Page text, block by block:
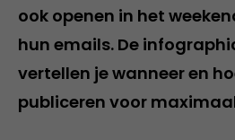
ook openen in het
hun emails. De
vertellen je wanneer en
publiceren voor